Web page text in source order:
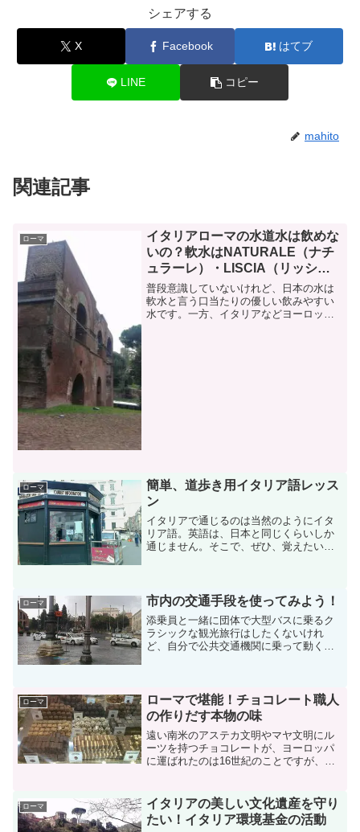
シェアする
X Facebook はてブ
LINE コピー
mahito
関連記事
ローマ
イタリアローマの水道水は飲めな
いの？軟水はNATURALE（ナチ
ュラーレ）・LISCIA（リッシ
ャ）を選べば安全
普段意識していないけれど、日本の水は
軟水と言う口当たりの優しい飲みやすい
水です。一方、イタリアなどヨーロッパ
ローマ
簡単、道歩き用イタリア語レッス
ン
イタリアで通じるのは当然のようにイタ
リア語。英語は、日本と同じくらいしか
通じません。そこで、ぜひ、覚えたい旅
みで発音が日本語に似てい...
ローマ 市内の交通手段を使ってみよう！
添乗員と一緒に団体で大型バスに乗るク
ラシックな観光旅行はしたくないけれ
ど、自分で公共交通機関に乗って動くの
光に便利な２階建のオープン...
ローマ
ローマで堪能！チョコレート職人
の作りだす本物の味
遠い南米のアステカ文明やマヤ文明にル
ーツを持つチョコレートが、ヨーロッパ
に運ばれたのは16世紀のことですが、ス
いチョコレート作りの研究が続けられま
した。日本ではそれほど...
ローマ
イタリアの美しい文化遺産を守り
たい！イタリア環境基金の活動